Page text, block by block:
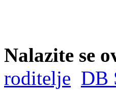
Nalazite se
roditelje DB